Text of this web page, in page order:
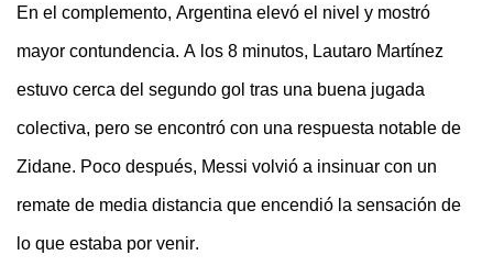
En el complemento, Argentina elevó el nivel y mostró
mayor contundencia. A los 8 minutos, Lautaro Martínez
estuvo cerca del segundo gol tras una buena jugada
colectiva, pero se encontró con una respuesta notable de
Zidane. Poco después, Messi volvió a insinuar con un
remate de media distancia que encendió la sensación de
lo que estaba por venir.